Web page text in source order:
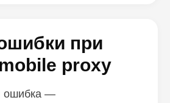
при
proxy
ошибка —